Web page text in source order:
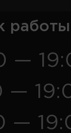
—
—
—